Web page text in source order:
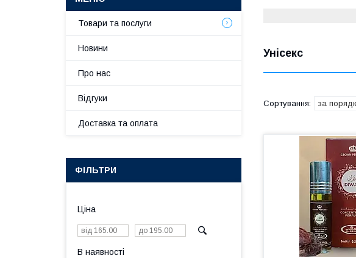
Унісекс
Товари та послуги
Новини
Про нас
Відгуки
Доставка та оплата
ФІЛЬТРИ
Ціна
В наявності